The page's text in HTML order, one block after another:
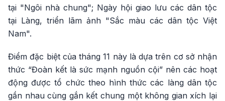
tại "Ngôi nhà chung"; Ngày hội giao lưu các dân tộc
tại Làng, triển lãm ảnh "Sắc màu các dân tộc Việt
Nam".
Điểm đặc biệt của tháng 11 này là dựa trên cơ sở nhận
thức “Đoàn kết là sức mạnh nguồn cội” nên các hoạt
động được tổ chức theo hình thức các làng dân tộc
gần nhau cùng gắn kết chung một không gian xích lại